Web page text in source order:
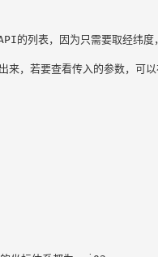
列表，因为只需要取经纬
若要查看传入的参数，可